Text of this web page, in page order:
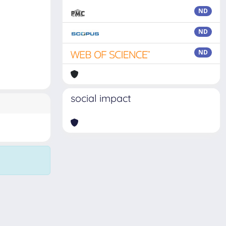
ND
ND
ND
social impact